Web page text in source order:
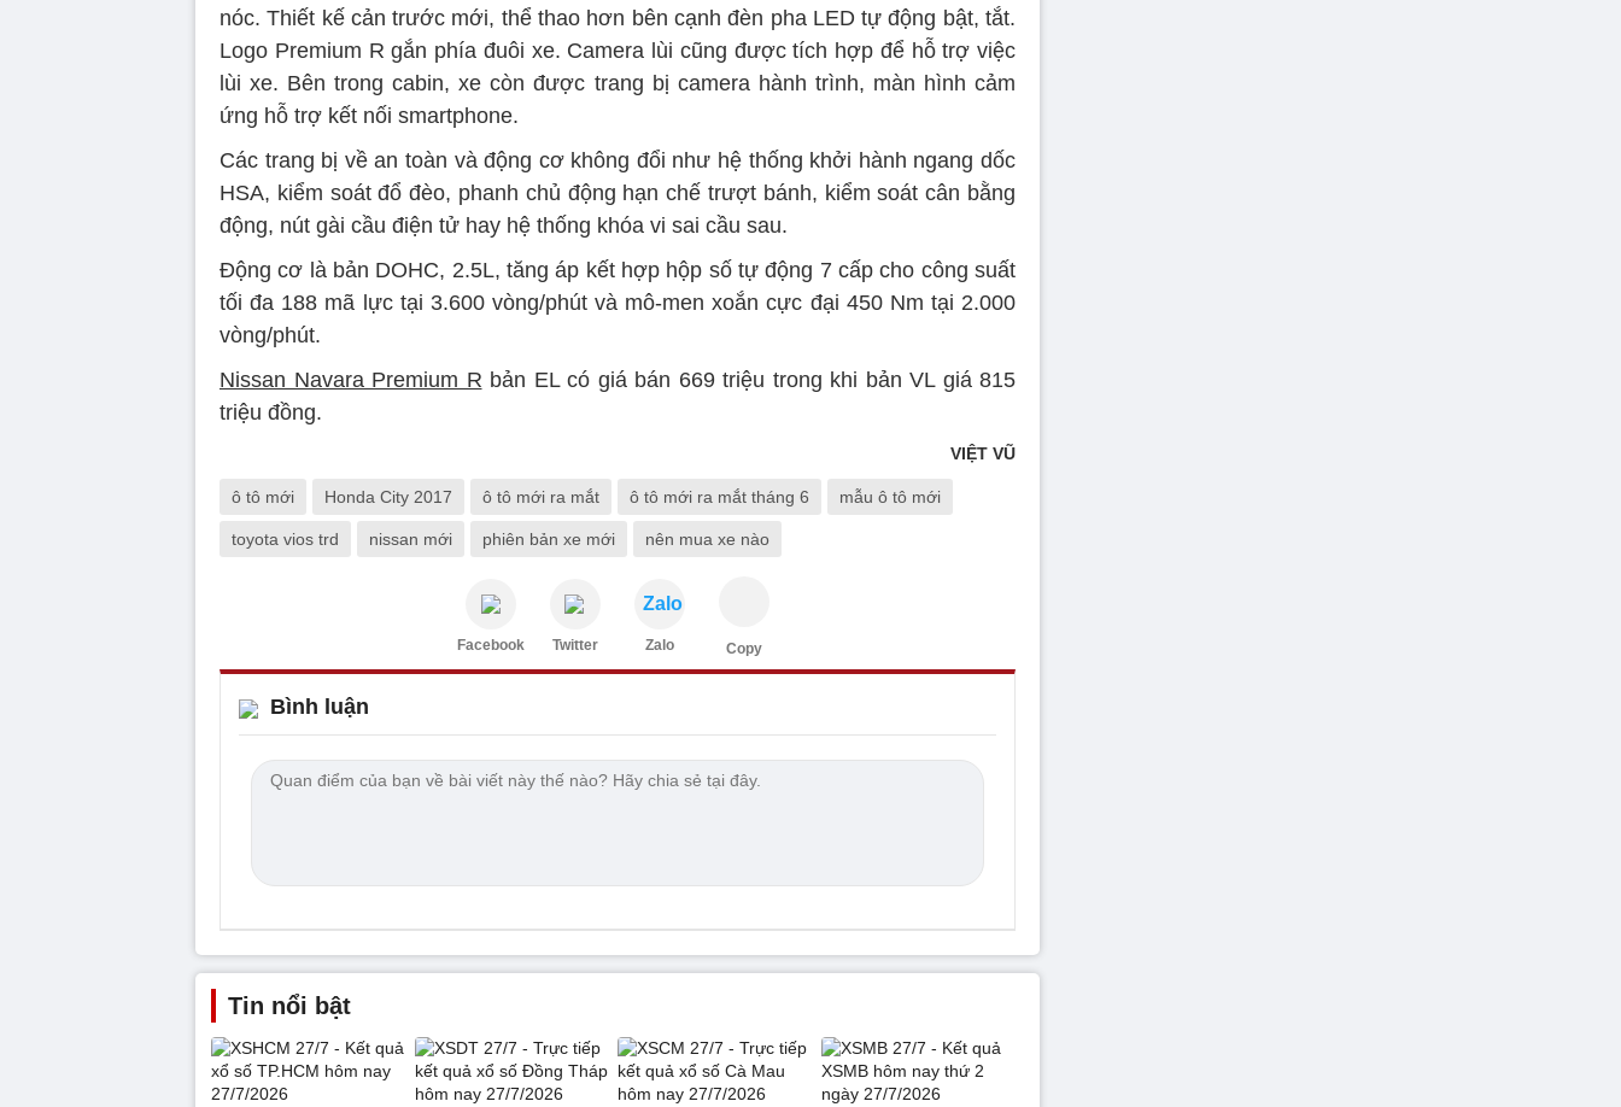
nóc. Thiết kế cản trước mới, thể thao hơn bên cạnh đèn pha LED tự động bật, tắt.
Logo Premium R gắn phía đuôi xe. Camera lùi cũng được tích hợp để hỗ trợ việc
lùi xe. Bên trong cabin, xe còn được trang bị camera hành trình, màn hình cảm
ứng hỗ trợ kết nối smartphone.
Các trang bị về an toàn và động cơ không đổi như hệ thống khởi hành ngang dốc
HSA, kiểm soát đổ đèo, phanh chủ động hạn chế trượt bánh, kiểm soát cân bằng
động, nút gài cầu điện tử hay hệ thống khóa vi sai cầu sau.
Động cơ là bản DOHC, 2.5L, tăng áp kết hợp hộp số tự động 7 cấp cho công suất
tối đa 188 mã lực tại 3.600 vòng/phút và mô-men xoắn cực đại 450 Nm tại 2.000
vòng/phút.
Nissan Navara Premium R bản EL có giá bán 669 triệu trong khi bản VL giá 815
triệu đồng.
VIỆT VŨ
ô tô mới Honda City 2017 ô tô mới ra mắt ô tô mới ra mắt tháng 6 mẫu ô tô mới
toyota vios trd nissan mới phiên bản xe mới nên mua xe nào
Facebook Twitter
Zalo
Zalo Copy
Bình luận
Tin nổi bật